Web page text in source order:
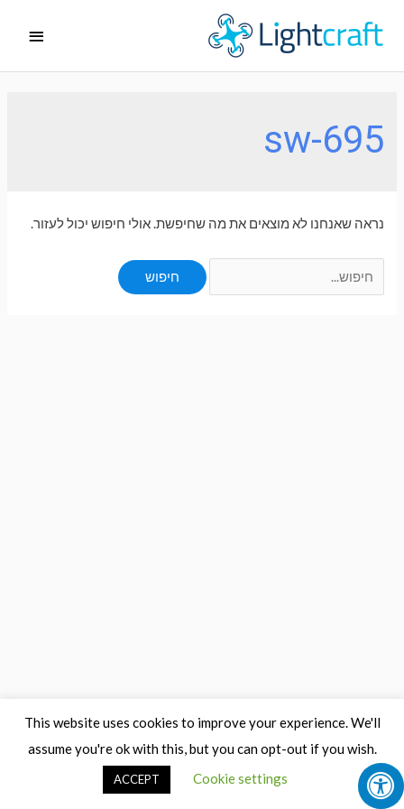
לתוכן
ראשי
sw-695
נראה שאנחנו לא מוצאים את מה שחיפשת. אולי חיפוש יכול לעזור.
for:
This website uses cookies to improve your experience. We'll
assume you're ok with this, but you can opt-out if you wish.
Cookie settings
ACCEPT